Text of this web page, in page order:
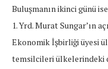
Buluşmanın ikinci günü
1. Yrd. Murat Sungar’ın
Ekonomik İşbirliği üyesi
temsilcileri ülkelerindeki